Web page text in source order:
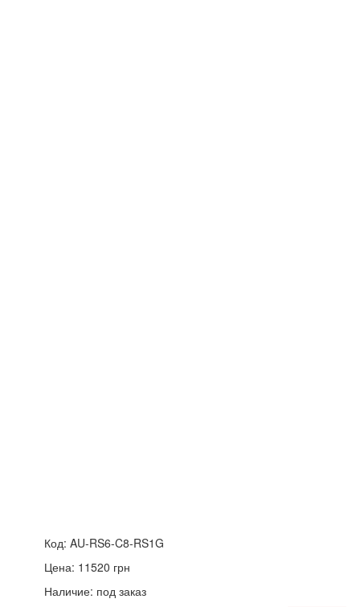
Код: AU-RS6-C8-RS1G
Цена: 11520 грн
Наличие: под заказ